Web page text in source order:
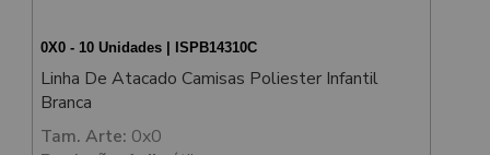
0X0 - 10 Unidades | ISPB14310C
Linha De Atacado Camisas Poliester Infantil
Branca
Tam. Arte: 0x0